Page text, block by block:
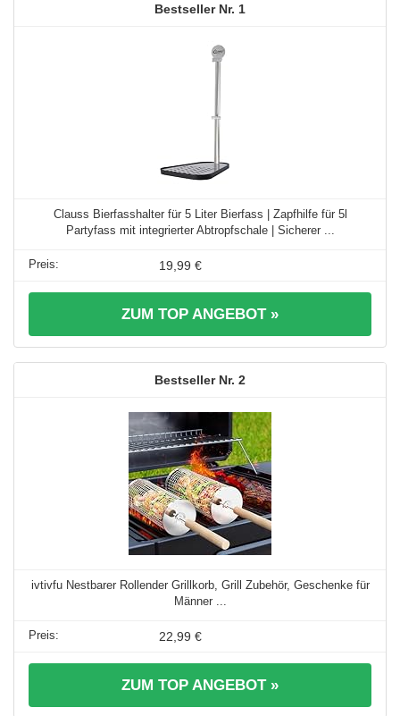
1
Clauss Bierfasshalter für 5 Liter Bierfass | Zapfhilfe für 5l
Partyfass mit integrierter Abtropfschale | Sicherer ...
19,99 €
ZUM TOP ANGEBOT »
2
ivtivfu Nestbarer Rollender Grillkorb, Grill Zubehör, Geschenke für
Männer ...
22,99 €
ZUM TOP ANGEBOT »